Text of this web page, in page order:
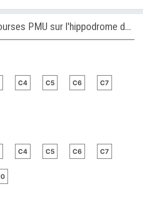
Les vidéos des courses PMU sur l'hippodrome de AXEVALLA
C4 C5 C6 C7
C4 C5 C6 C7